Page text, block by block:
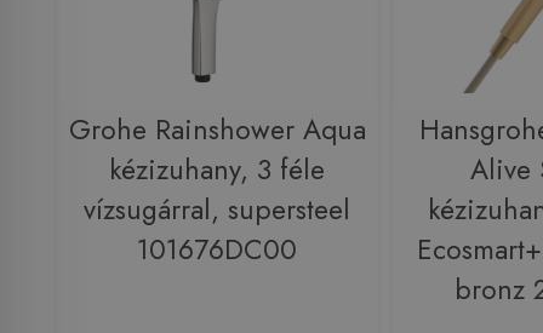
Grohe Rainshower Aqua
kézizuhany, 3 féle
vízsugárral, supersteel
101676DC00
Alive
bronz